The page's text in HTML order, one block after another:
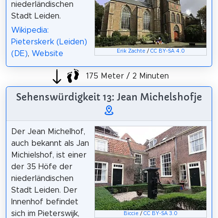
Erik Zachte / CC BY-SA 4.0
niederländischen
Stadt Leiden.
Wikipedia:
Pieterskerk (Leiden)
(DE), Website
175 Meter / 2 Minuten
Sehenswürdigkeit 13: Jean Michelshofje
Biccie /CC BY-SA 3.0
Der Jean Michelhof,
auch bekannt als Jan
Michielshof, ist einer
der 35 Höfe der
niederländischen
Stadt Leiden. Der
Innenhof befindet
sich im Pieterswijk,